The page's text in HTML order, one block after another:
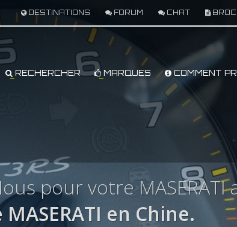
DESTINATIONS FORUM CHAT
RECHERCHER MARQUES COMMENT
pour votre
en Chine.